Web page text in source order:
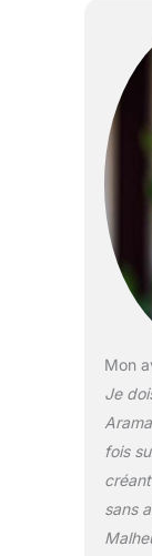
Mon
Je
fois
sans